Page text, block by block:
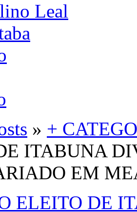
Leal
» +
ITABUNA
EM
ELEITO DE